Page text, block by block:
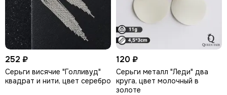
252 ₽
Серьги висячие "Голливуд"
квадрат и нити, цвет серебро
120 ₽
Серьги металл "Леди" два
круга, цвет молочный в
золоте